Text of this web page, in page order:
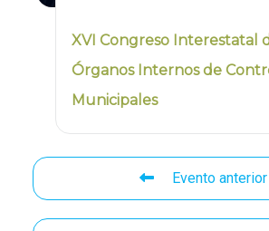
XVI Congreso Interestatal
Órganos Internos de
Municipales
Evento anterior